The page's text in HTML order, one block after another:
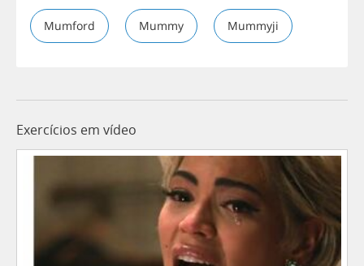
Mumford Mummy Mummyji
Exercícios em vídeo